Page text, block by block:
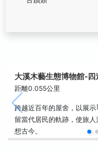
大溪木藝生態博物館-四
距離0.055公里
跨越近百年的屋舍，以展
留當代居民的軌跡，使旅
想古今。